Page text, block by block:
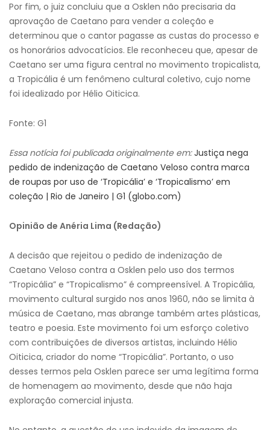
Por fim, o juiz concluiu que a Osklen não precisaria da
aprovação de Caetano para vender a coleção e
determinou que o cantor pagasse as custas do processo e
os honorários advocatícios. Ele reconheceu que, apesar de
Caetano ser uma figura central no movimento tropicalista,
a Tropicália é um fenômeno cultural coletivo, cujo nome
foi idealizado por Hélio Oiticica.
Fonte: G1
Essa notícia foi publicada originalmente em: Justiça nega
pedido de indenização de Caetano Veloso contra marca
de roupas por uso de ‘Tropicália’ e ‘Tropicalismo’ em
coleção | Rio de Janeiro | G1 (globo.com)
Opinião de Anéria Lima (Redação)
A decisão que rejeitou o pedido de indenização de
Caetano Veloso contra a Osklen pelo uso dos termos
“Tropicália” e “Tropicalismo” é compreensível. A Tropicália,
movimento cultural surgido nos anos 1960, não se limita à
música de Caetano, mas abrange também artes plásticas,
teatro e poesia. Este movimento foi um esforço coletivo
com contribuições de diversos artistas, incluindo Hélio
Oiticica, criador do nome “Tropicália”. Portanto, o uso
desses termos pela Osklen parece ser uma legítima forma
de homenagem ao movimento, desde que não haja
exploração comercial injusta.